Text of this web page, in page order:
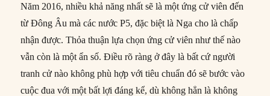
Năm 2016, nhiều khả năng nhất sẽ là một ứng cử viên đến
từ Đông Âu mà các nước P5, đặc biệt là Nga cho là chấp
nhận được. Thỏa thuận lựa chọn ứng cử viên như thế nào
vẫn còn là một ẩn số. Điều rõ ràng ở đây là bất cứ người
tranh cử nào không phù hợp với tiêu chuẩn đó sẽ bước vào
cuộc đua với một bất lợi đáng kể, dù không hẳn là không